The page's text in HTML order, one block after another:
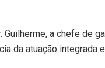
a chefe de
da atuação